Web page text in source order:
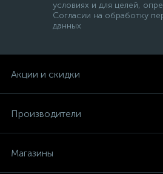
условиях и для целей,
Согласии на обработку
данных
Акции и скидки
Производители
Магазины